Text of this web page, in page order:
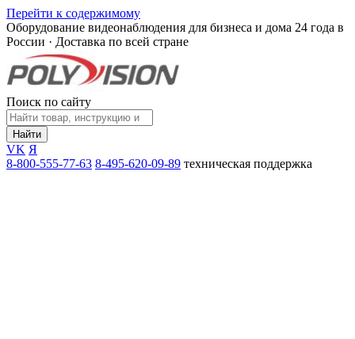
Перейти к содержимому
Оборудование видеонаблюдения для бизнеса и дома 24 года в
России · Доставка по всей стране
Поиск по сайту
Найти
VK Я
8-800-555-77-63 8-495-620-09-89 техническая поддержка